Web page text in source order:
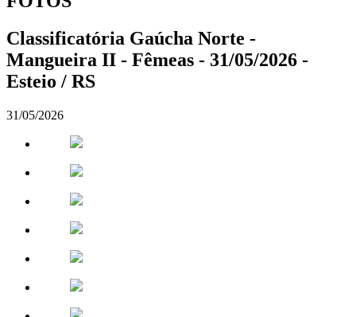
Classificatória Gaúcha Norte -
Mangueira II - Fêmeas - 31/05/2026 -
Esteio / RS
31/05/2026